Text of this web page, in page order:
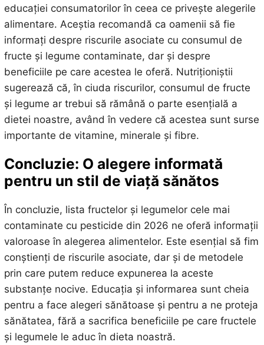
educației consumatorilor în ceea ce privește alegerile
alimentare. Aceștia recomandă ca oamenii să fie
informați despre riscurile asociate cu consumul de
fructe și legume contaminate, dar și despre
beneficiile pe care acestea le oferă. Nutriționiștii
sugerează că, în ciuda riscurilor, consumul de fructe
și legume ar trebui să rămână o parte esențială a
dietei noastre, având în vedere că acestea sunt surse
importante de vitamine, minerale și fibre.
Concluzie: O alegere informată
pentru un stil de viață sănătos
În concluzie, lista fructelor și legumelor cele mai
contaminate cu pesticide din 2026 ne oferă informații
valoroase în alegerea alimentelor. Este esențial să fim
conștienți de riscurile asociate, dar și de metodele
prin care putem reduce expunerea la aceste
substanțe nocive. Educația și informarea sunt cheia
pentru a face alegeri sănătoase și pentru a ne proteja
sănătatea, fără a sacrifica beneficiile pe care fructele
și legumele le aduc în dieta noastră.